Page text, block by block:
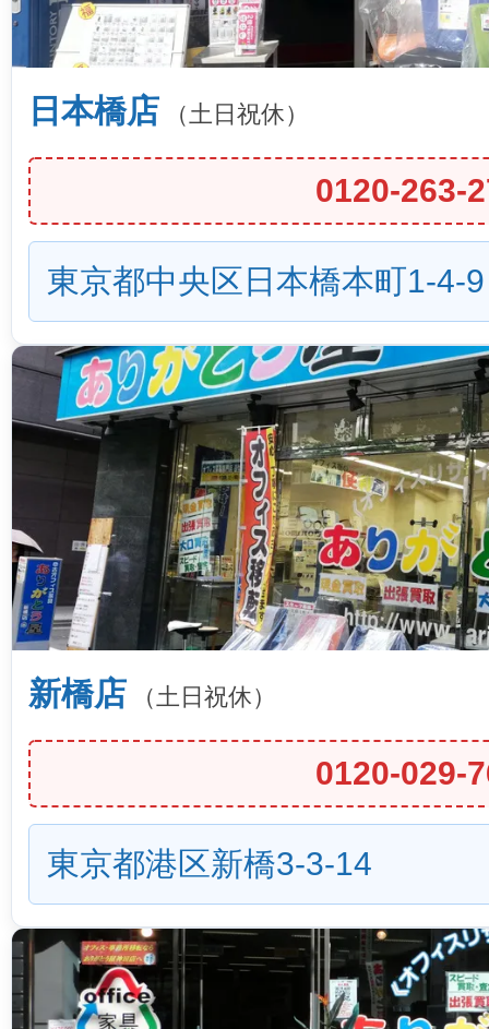
日本橋店 （土日祝休）
0120-263-
東京都中央区日本橋本町1-4-9
新橋店 （土日祝休）
0120-029-
東京都港区新橋3-3-14